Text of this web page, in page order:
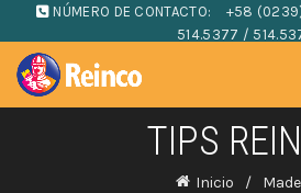
NÚMERO DE CONTACTO:
+58
514.5377 /
TIPS
Inicio